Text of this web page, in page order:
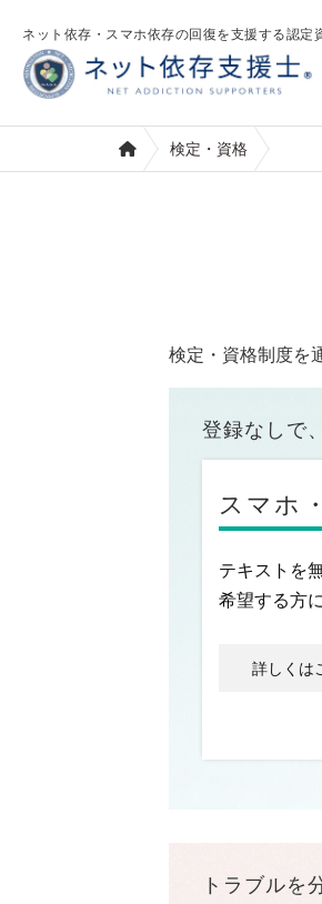
ネット依存・スマホ依存の回復を支援する認定
検定・資格
検定・資格制度を
登録なしで
スマホ
テキストを
希望する方
詳しくは
トラブルを